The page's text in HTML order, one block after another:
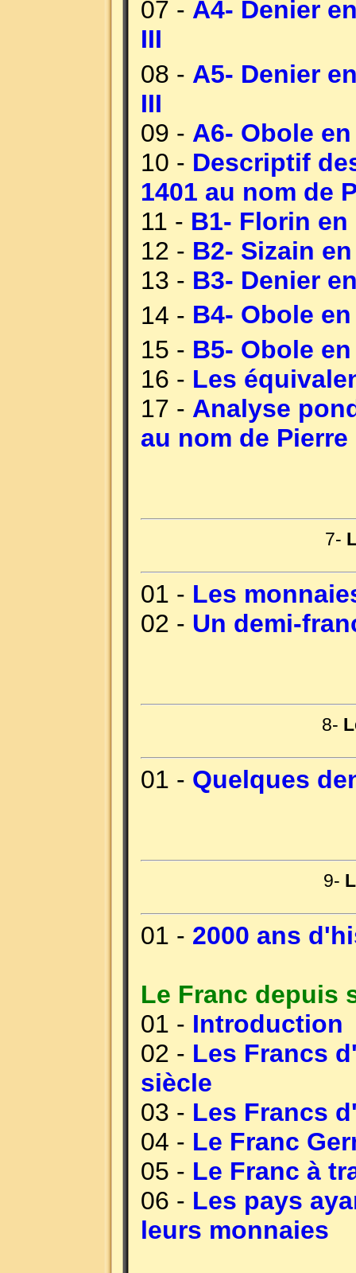
07 - A4- Denier
III
08 - A5- Denier
III
09 - A6- Obole
10 - Descriptif
1401 au nom de
11 - B1- Florin
12 - B2- Sizain
13 - B3- Denier
14 - B4- Obole
15 - B5- Obole
16 - Les
17 - Analyse
au nom de Pierre
7-
01 - Les
02 - Un demi-
8-
01 - Quelques
9-
01 - 2000 ans
Le Franc depuis
01 - Introduction
02 - Les Francs
siècle
03 - Les Francs
04 - Le Franc
05 - Le Franc à
06 - Les pays
leurs monnaies